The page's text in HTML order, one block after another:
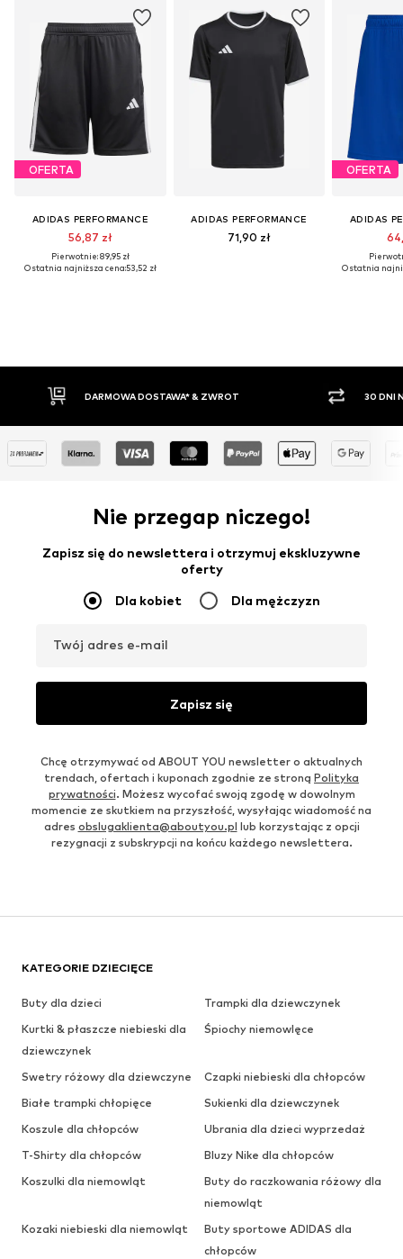
OFERTA
ADIDAS PERFORMANCE
56,87 zł
Pierwotnie: 89,95 zł
Ostatnia najniższa cena:53,52 zł
ADIDAS PERFORMANCE
71,90 zł
OFERTA
ADIDAS
Ostatnia
30 DNI NA ZWROT TOWARU
Nie przegap niczego!
Zapisz się do newslettera i otrzymuj ekskluzywne
oferty
Dla kobiet Dla mężczyzn
Twój adres e-mail
Zapisz się
Chcę otrzymywać od ABOUT YOU newsletter o aktualnych
trendach, ofertach i kuponach zgodnie ze stroną Polityka
prywatności. Możesz wycofać swoją zgodę w dowolnym
momencie ze skutkiem na przyszłość, wysyłając wiadomość na
adres obslugaklienta@aboutyou.pl lub korzystając z opcji
rezygnacji z subskrypcji na końcu każdego newslettera.
KATEGORIE DZIECIĘCE
Buty dla dzieci
Trampki dla dziewczynek
Kurtki & płaszcze niebieski dla
dziewczynek
Śpiochy niemowlęce
Swetry różowy dla dziewczyne
Czapki niebieski dla chłopców
Białe trampki chłopięce
Sukienki dla dziewczynek
Koszule dla chłopców
Ubrania dla dzieci wyprzedaż
T-Shirty dla chłopców
Bluzy Nike dla chłopców
Koszulki dla niemowląt
Buty do raczkowania różowy dla
niemowląt
Kozaki niebieski dla niemowląt
Buty sportowe ADIDAS dla
chłopców